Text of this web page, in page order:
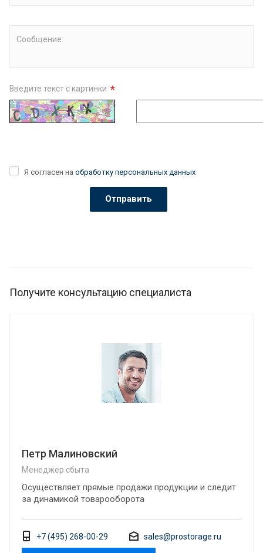
Сообщение:
Введите текст с картинки *
Я согласен на обработку персональных данных
Получите консультацию специалиста
Петр Малиновский
Менеджер сбыта
Осуществляет прямые продажи продукции и следит
за динамикой товарооборота
+7 (495) 268-00-29 sales@prostorage.ru